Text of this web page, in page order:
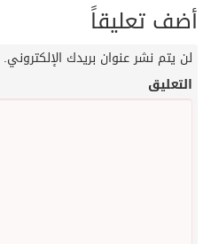
أضف تعليقاً
لن يتم نشر عنوان بريدك الإلكتروني.
التعليق